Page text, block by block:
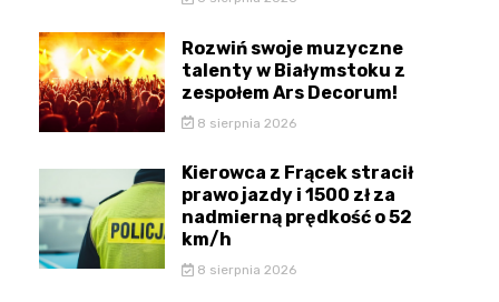
Rozwiń swoje muzyczne
talenty w Białymstoku z
zespołem Ars Decorum!
8 sierpnia 2026
Kierowca z Frącek stracił
prawo jazdy i 1500 zł za
nadmierną prędkość o 52
km/h
8 sierpnia 2026